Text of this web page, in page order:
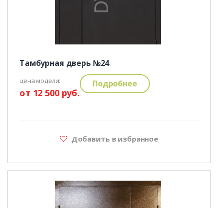
Тамбурная дверь №24
цена модели:
от 12 500 руб.
Подробнее
Добавить в избранное